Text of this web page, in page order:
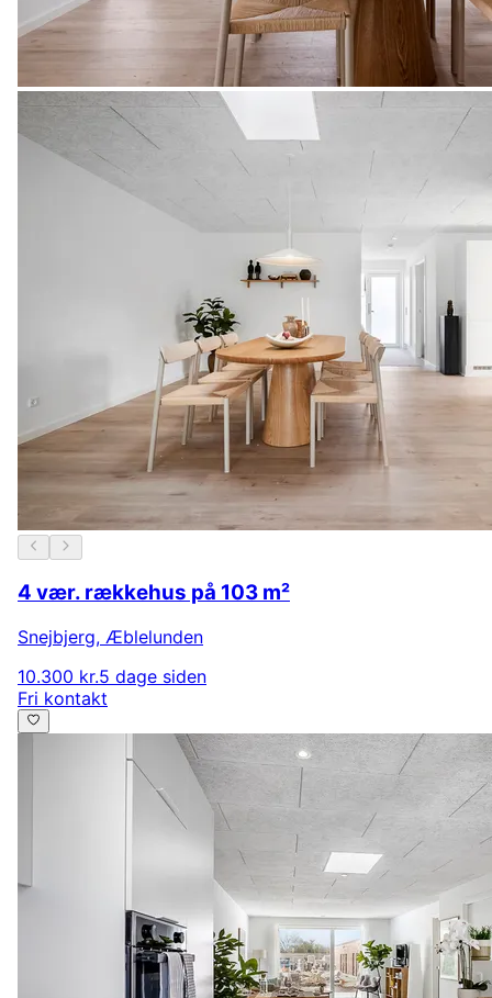
4 vær. rækkehus på 103 m²
Snejbjerg, Æblelunden
10.300 kr.5 dage siden
Fri kontakt